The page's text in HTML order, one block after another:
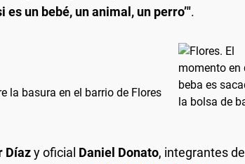
un bebé, un animal, un perro’".
la basura en el barrio de Flores
Díazy oficial Daniel Donato, integrantes del